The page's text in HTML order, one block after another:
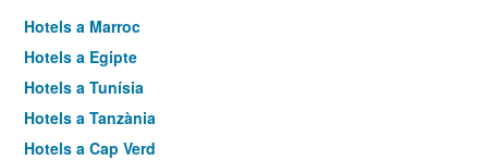
Hotels a Marroc
Hotels a Egipte
Hotels a Tunísia
Hotels a Tanzània
Hotels a Cap Verd